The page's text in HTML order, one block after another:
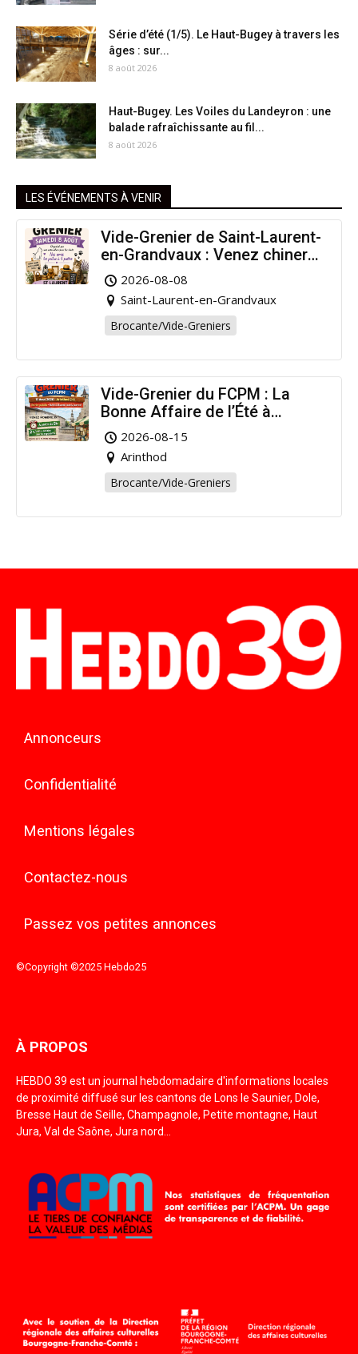
Série d’été (1/5). Le Haut-Bugey à travers les
âges : sur...
8 août 2026
Haut-Bugey. Les Voiles du Landeyron : une
balade rafraîchissante au fil...
8 août 2026
LES ÉVÉNEMENTS À VENIR
Vide-Grenier de Saint-Laurent-
en-Grandvaux : Venez chiner
pour la bonne cause !
2026-08-08
Saint-Laurent-en-Grandvaux
Brocante/Vide-Greniers
Vide-Grenier du FCPM : La
Bonne Affaire de l’Été à
Arinthod !
2026-08-15
Arinthod
Brocante/Vide-Greniers